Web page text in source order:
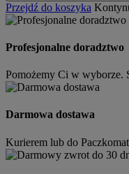
Przejdź do koszyka
Profesjonalne doradztwo
Pomożemy Ci w wyborze.
Darmowa dostawa
Kurierem lub do